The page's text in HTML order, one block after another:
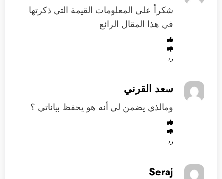
شكراً على المعلومات القيمة التي ذكرتها
في هذا المقال الرائع
رد
سعد القرني
ومالذي يضمن لي أنه هو يحفظ بياناتي ؟
رد
Seraj